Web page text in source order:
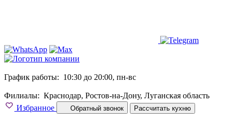
График работы: 10:30 до 20:00, пн-вс
Филиалы: Краснодар, Ростов-на-Дону, Луганская область
Избранное
Обратный звонок Рассчитать кухню